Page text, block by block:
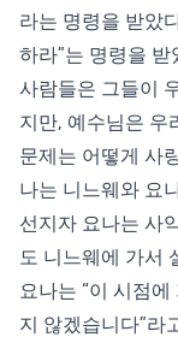
라는 명령을 받았
하라”는 명령을 받
사람들은 그들이
지만, 예수님은 우
문제는 어떻게 사
나는 니느웨와 요
선지자 요나는 사
도 니느웨에 가서
요나는 “이 시점
지 않겠습니다”라